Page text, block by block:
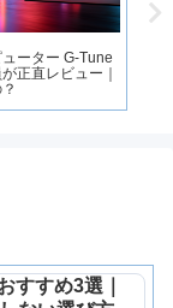
ーター G-Tune
正直レビュー｜
すすめ3選｜